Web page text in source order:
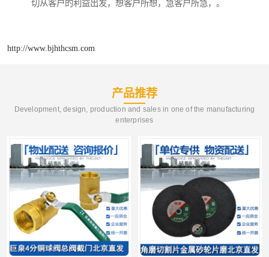
切从客户的利益出发，想客户所想，急客户所急，。
http://www.bjhthcsm.com
产品推荐
Development, design, production and sales in one of the manufacturing
enterprises